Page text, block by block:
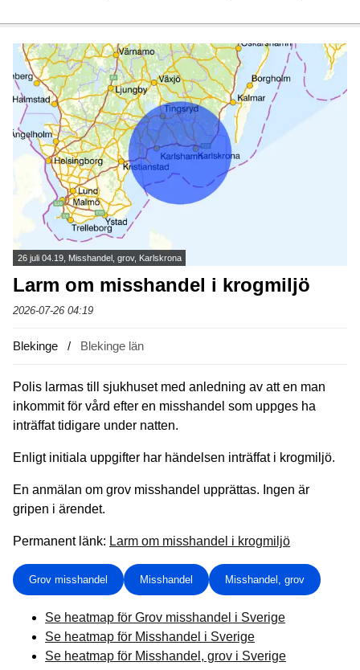
26 juli 04.19, Misshandel, grov, Karlskrona
Larm om misshandel i krogmiljö
2026-07-26 04:19
Blekinge Blekinge län
Polis larmas till sjukhuset med anledning av att en man
inkommit för vård efter en misshandel som uppges ha
inträffat tidigare under natten.
Enligt initiala uppgifter har händelsen inträffat i krogmiljö.
En anmälan om grov misshandel upprättas. Ingen är
gripen i ärendet.
Permanent länk: Larm om misshandel i krogmiljö
Grov misshandel Misshandel Misshandel, grov
Se heatmap för Grov misshandel i Sverige
Se heatmap för Misshandel i Sverige
Se heatmap för Misshandel, grov i Sverige